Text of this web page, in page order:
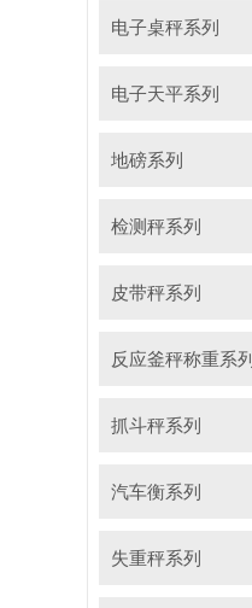
电子桌秤系列
电子天平系列
地磅系列
检测秤系列
皮带秤系列
反应釜秤称重系列
抓斗秤系列
汽车衡系列
失重秤系列